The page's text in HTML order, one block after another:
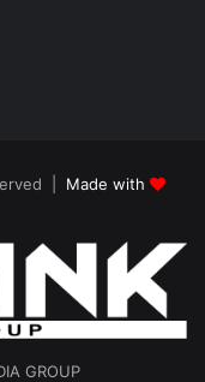
| Made with
GROUP